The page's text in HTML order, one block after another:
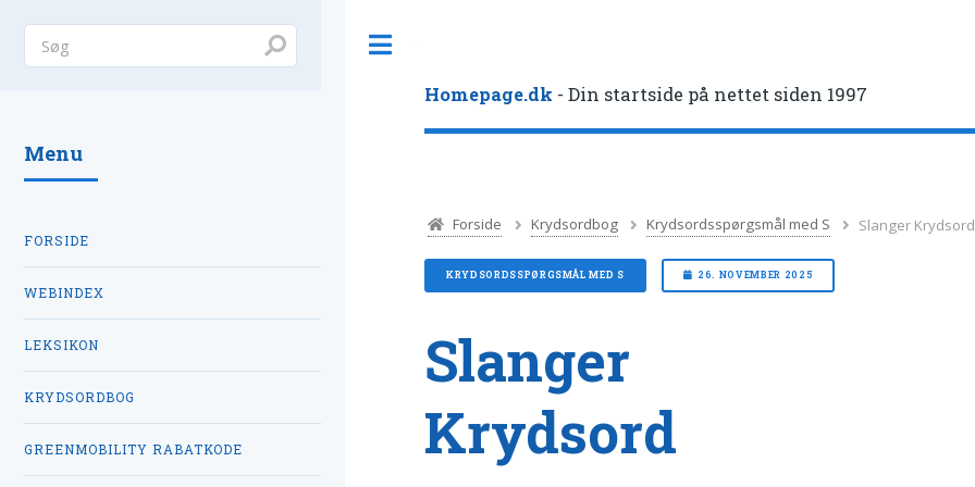
Homepage.dk - Din startside på nettet siden 1997
Forside Krydsordbog Krydsordsspørgsmål med S Slanger Krydsord
KRYDSORDSSPØRGSMÅL MED S 26. NOVEMBER 2025
Slanger
Krydsord
Menu
FORSIDE
WEBINDEX
LEKSIKON
KRYDSORDBOG
GREENMOBILITY RABATKODE